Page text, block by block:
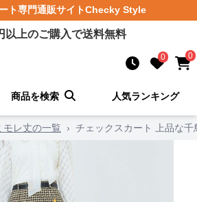
ト専門通販サイトChecky Style
以上のご購入で送料無料
0 0
商品を検索 人気ランキング
モレ丈の一覧 › チェックスカート 上品な